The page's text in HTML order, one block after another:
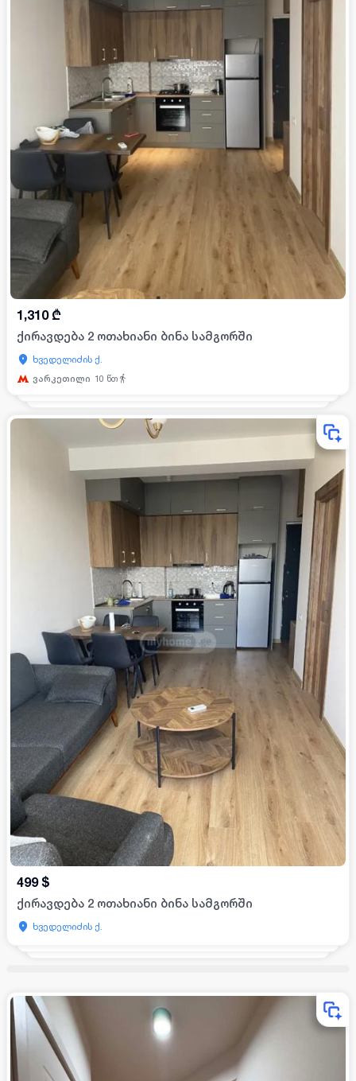
1,310 ₾
ქირავდება 2 ოთახიანი ბინა სამგორში
ხვედელიძის ქ.
ვარკეთილი 10 წთ
499 $
ქირავდება 2 ოთახიანი ბინა სამგორში
ხვედელიძის ქ.